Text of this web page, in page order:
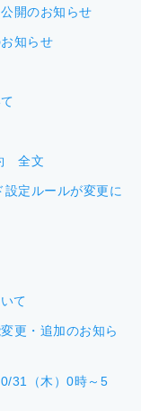
開のお知らせ
知らせ
全文
定ルールが変更に
て
更・追加のお知ら
31（木）0時～5